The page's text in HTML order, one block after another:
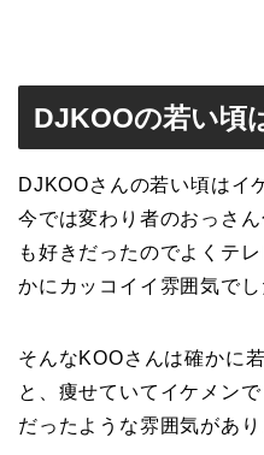
DJKOOの若い頃
DJKOOさんの若い頃はイ
今では変わり者のおっさ
も好きだったのでよくテ
かにカッコイイ雰囲気でし
そんなKOOさんは確かに
と、痩せていてイケメン
だったような雰囲気があり